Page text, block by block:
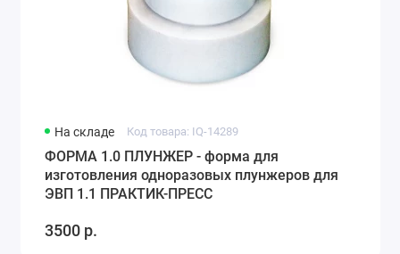
На складе Код товара: IQ-14289
ФОРМА 1.0 ПЛУНЖЕР - форма для
изготовления одноразовых плунжеров для
ЭВП 1.1 ПРАКТИК-ПРЕСС
3500 р.